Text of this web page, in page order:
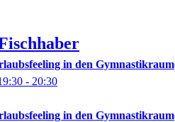
in den Gymnastikraum
- 20:30
in den Gymnastikraum